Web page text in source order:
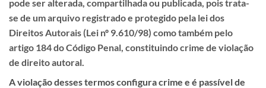
pode ser alterada, compartilhada ou publicada, pois trata-
se de umarquivo registrado e protegido pela lei dos
Direitos Autorais (Lei nº 9.610/98) como também pelo
artigo 184 do Código Penal, constituindo crime de violação
de direito autoral.
A violação desses termos configura crime e é passível de